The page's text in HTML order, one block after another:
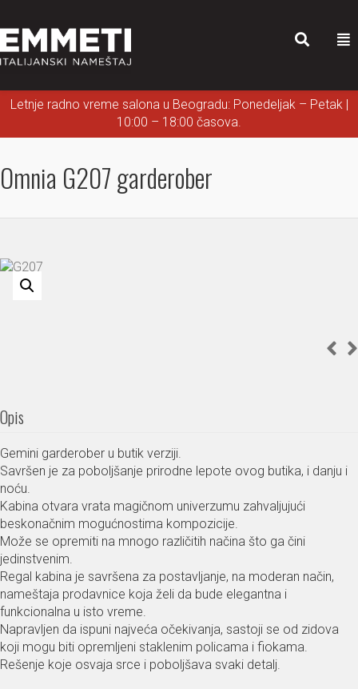
Letnje radno vreme salona u Beogradu: Ponedeljak – Petak |
10:00 – 18:00 časova.
Omnia G207 garderober
Opis
Gemini garderober u butik verziji.
Savršen je za poboljšanje prirodne lepote ovog butika, i danju i
noću.
Kabina otvara vrata magičnom univerzumu zahvaljujući
beskonačnim mogućnostima kompozicije.
Može se opremiti na mnogo različitih načina što ga čini
jedinstvenim.
Regal kabina je savršena za postavljanje, na moderan način,
nameštaja prodavnice koja želi da bude elegantna i
funkcionalna u isto vreme.
Napravljen da ispuni najveća očekivanja, sastoji se od zidova
koji mogu biti opremljeni staklenim policama i fiokama.
Rešenje koje osvaja srce i poboljšava svaki detalj.